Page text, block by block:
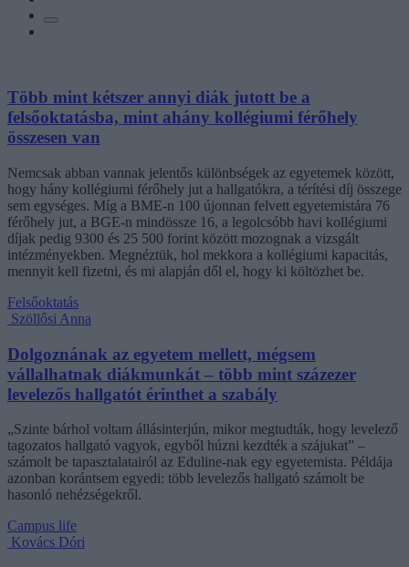
Több mint kétszer annyi diák jutott be a
felsőoktatásba, mint ahány kollégiumi férőhely
összesen van
Nemcsak abban vannak jelentős különbségek az egyetemek között,
hogy hány kollégiumi férőhely jut a hallgatókra, a térítési díj összege
sem egységes. Míg a BME-n 100 újonnan felvett egyetemistára 76
férőhely jut, a BGE-n mindössze 16, a legolcsóbb havi kollégiumi
díjak pedig 9300 és 25 500 forint között mozognak a vizsgált
intézményekben. Megnéztük, hol mekkora a kollégiumi kapacitás,
mennyit kell fizetni, és mi alapján dől el, hogy ki költözhet be.
Felsőoktatás
Szöllősi Anna
Dolgoznának az egyetem mellett, mégsem
vállalhatnak diákmunkát – több mint százezer
levelezős hallgatót érinthet a szabály
„Szinte bárhol voltam állásinterjún, mikor megtudták, hogy levelező
tagozatos hallgató vagyok, egyből húzni kezdték a szájukat” –
számolt be tapasztalatairól az Eduline-nak egy egyetemista. Példája
azonban korántsem egyedi: több levelezős hallgató számolt be
hasonló nehézségekről.
Campus life
Kovács Dóri